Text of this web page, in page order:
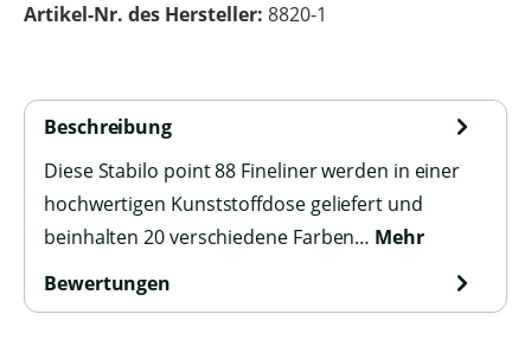
Artikel-Nr. des Hersteller: 8820-1
Beschreibung
Diese Stabilo point 88 Fineliner werden in einer
hochwertigen Kunststoffdose geliefert und
beinhalten 20 verschiedene Farben… Mehr
Bewertungen